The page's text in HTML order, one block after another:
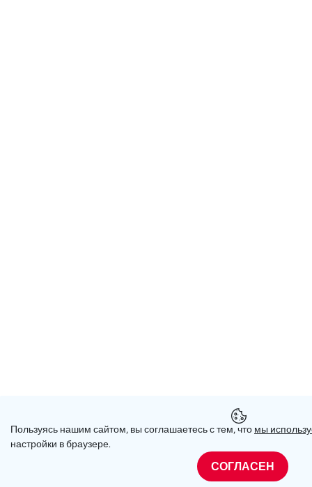
Пользуясь нашим сайтом, вы соглашаетесь с тем, что мы
настройки в браузере.
СОГЛАСЕН